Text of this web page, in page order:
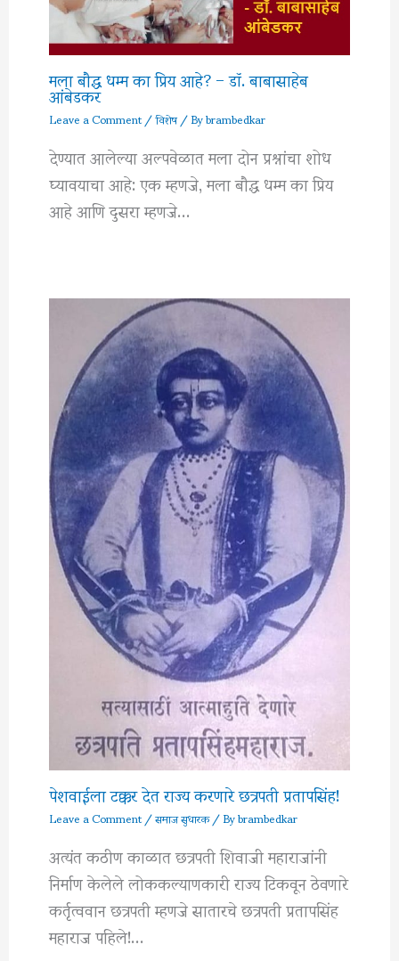
मला बौद्ध धम्म का प्रिय आहे? – डॉ. बाबासाहेब
आंबेडकर
Leave a Comment/विशेष/ Bybrambedkar
देण्यात आलेल्या अल्पवेळात मला दोन प्रश्नांचा शोध
घ्यावयाचा आहे: एक म्हणजे, मला बौद्ध धम्म का प्रिय
आहे आणि दुसरा म्हणजे…
पेशवाईला टक्कर देत राज्य करणारे छत्रपती प्रतापसिंह!
Leave a Comment/समाज सुधारक/ Bybrambedkar
अत्यंत कठीण काळात छत्रपती शिवाजी महाराजांनी
निर्माण केलेले लोककल्याणकारी राज्य टिकवून ठेवणारे
कर्तृत्ववान छत्रपती म्हणजे सातारचे छत्रपती प्रतापसिंह
महाराज पहिले!…